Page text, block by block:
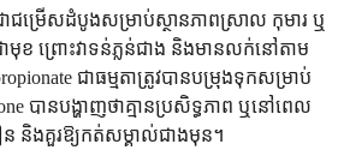
ជម្រើសដំបូងសម្រាប់ស្ថានភាពស្រាល កុមារ ឬ
ខ ព្រោះវាទន់ភ្លន់ជាង និងមានលក់នៅតាម
ជាធម្មតាត្រូវបានបម្រុងទុកសម្រាប់
បានបង្ហាញថាគ្មានប្រសិទ្ធភាព ឬនៅពេល
និងគួរឱ្យកត់សម្គាល់ជាងមុន។